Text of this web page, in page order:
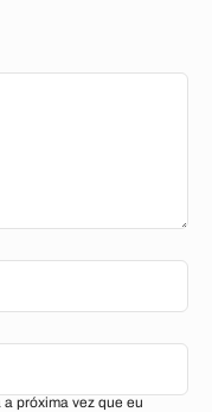
próxima vez que eu